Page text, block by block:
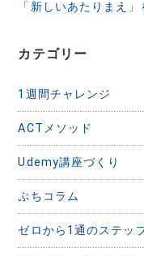
「新しいあたりまえ
カテゴリー
1週間チャレンジ
ACTメソッド
Udemy講座づくり
ぷちコラム
ゼロから1通のステッ